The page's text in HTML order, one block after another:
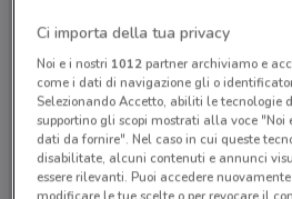
Ci importa della tua privacy
Noi e i nostri 1012partner archiviamo e
come i dati di navigazione gli o
Selezionando Accetto, abiliti le tecnologie
supportino gli scopi mostrati alla voce
dati da fornire". Nel caso in cui queste
disabilitate, alcuni contenuti e annunci
essere rilevanti. Puoi accedere